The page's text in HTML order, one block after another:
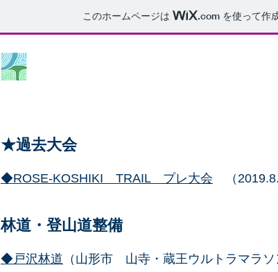
このホームページは .com を使って作
​★過去大会
◆ROSE-KOSHIKI TRAIL プレ大会 （
​林道・登山道整備
◆戸沢林道 （山形市 山寺・蔵王ウルトラマラソ